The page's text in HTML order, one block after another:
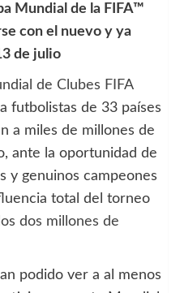
Mundial de la FIFA™
con el nuevo y ya
de julio
de Clubes FIFA
futbolistas de 33 países
a miles de millones de
ante la oportunidad de
y genuinos campeones
total del torneo
dos millones de
podido ver a al menos